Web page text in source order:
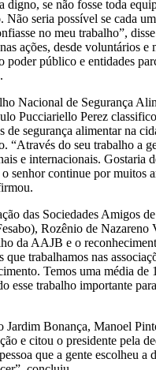
se não fosse toda
Não seria possível se cada
no meu trabalho”,
ações, desde voluntários e
poder público e entidades
Nacional de Segurança
Pucciariello Perez
de segurança alimentar na
“Através do seu trabalho a
e internacionais. Gostaria
senhor continue por muitos
das Sociedades Amigos
Rozênio de Nazareno
da AAJB e o
que trabalhamos nas
Temos uma média de
esse trabalho importante
Jardim Bonança, Manoel
e citou o presidente pela
que a gente escolheu a